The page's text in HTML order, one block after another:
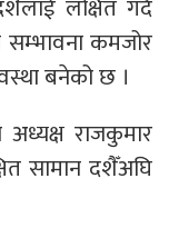
लक्षित गर्दै
कमजोर
बनेको छ ।
राजकुमार
सामान दशैँअघि